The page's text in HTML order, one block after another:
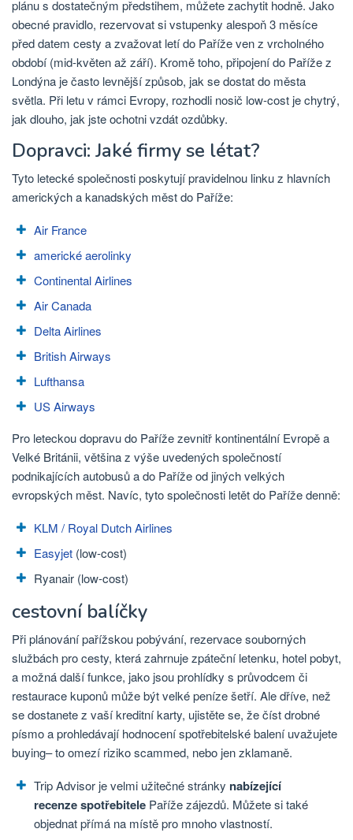
plánu s dostatečným předstihem, můžete zachytit hodně. Jako
obecné pravidlo, rezervovat si vstupenky alespoň 3 měsíce
před datem cesty a zvažovat letí do Paříže ven z vrcholného
období (mid-květen až září). Kromě toho, připojení do Paříže z
Londýna je často levnější způsob, jak se dostat do města
světla. Při letu v rámci Evropy, rozhodli nosič low-cost je chytrý,
jak dlouho, jak jste ochotni vzdát ozdůbky.
Dopravci: Jaké firmy se létat?
Tyto letecké společnosti poskytují pravidelnou linku z hlavních
amerických a kanadských měst do Paříže:
Air France
americké aerolinky
Continental Airlines
Air Canada
Delta Airlines
British Airways
Lufthansa
US Airways
Pro leteckou dopravu do Paříže zevnitř kontinentální Evropě a
Velké Británii, většina z výše uvedených společností
podnikajících autobusů a do Paříže od jiných velkých
evropských měst. Navíc, tyto společnosti letět do Paříže denně:
KLM / Royal Dutch Airlines
Easyjet (low-cost)
Ryanair (low-cost)
cestovní balíčky
Při plánování pařížskou pobývání, rezervace souborných
službách pro cesty, která zahrnuje zpáteční letenku, hotel pobyt,
a možná další funkce, jako jsou prohlídky s průvodcem či
restaurace kuponů může být velké peníze šetří. Ale dříve, než
se dostanete z vaší kreditní karty, ujistěte se, že číst drobné
písmo a prohledávají hodnocení spotřebitelské balení uvažujete
buying– to omezí riziko scammed, nebo jen zklamaně.
Trip Advisor je velmi užitečné stránky nabízející
recenze spotřebitele Paříže zájezdů. Můžete si také
objednat přímá na místě pro mnoho vlastností.